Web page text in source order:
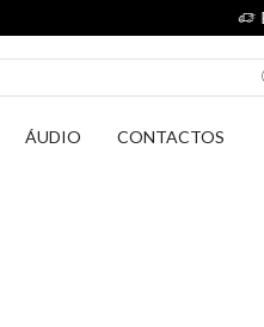
Entrega em Pontos PickUp DPD
ÁUDIO CONTACTOS